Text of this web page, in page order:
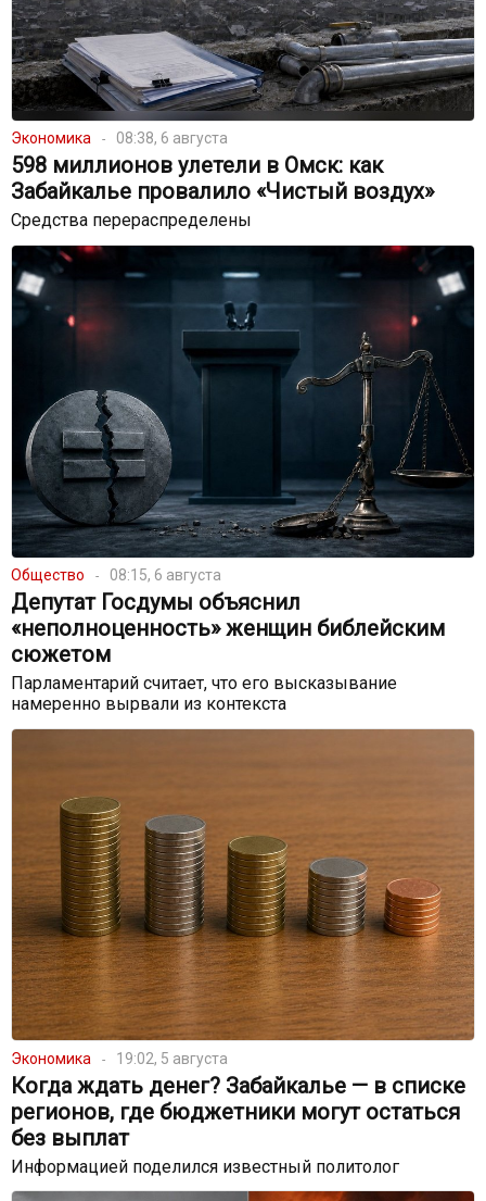
Экономика 08:38, 6 августа
598 миллионов улетели в Омск: как
Забайкалье провалило «Чистый воздух»
Средства перераспределены
Общество 08:15, 6 августа
Депутат Госдумы объяснил
«неполноценность» женщин библейским
сюжетом
Парламентарий считает, что его высказывание
намеренно вырвали из контекста
Экономика 19:02, 5 августа
Когда ждать денег? Забайкалье — в списке
регионов, где бюджетники могут остаться
без выплат
Информацией поделился известный политолог